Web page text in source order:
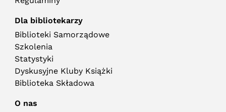
Dla bibliotekarzy
Biblioteki Samorządowe
Szkolenia
Statystyki
Dyskusyjne Kluby Książki
Biblioteka Składowa
O nas